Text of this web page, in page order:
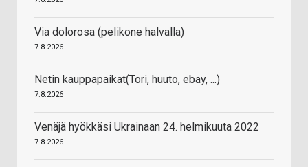
Via dolorosa (pelikone halvalla)
7.8.2026
Netin kauppapaikat(Tori, huuto, ebay, ...)
7.8.2026
Venäjä hyökkäsi Ukrainaan 24. helmikuuta 2022
7.8.2026